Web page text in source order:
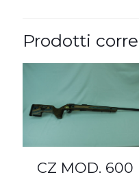
Prodotti
CZ MOD. 600